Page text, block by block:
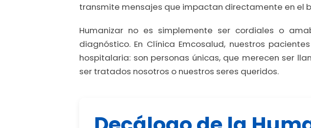
transmite mensajes que impactan directamente en el
Humanizar no es simplemente ser cordiales o
diagnóstico. En Clínica Emcosalud, nuestros
hospitalaria: son personas únicas, que merecen ser
ser tratados nosotros o nuestros seres queridos.